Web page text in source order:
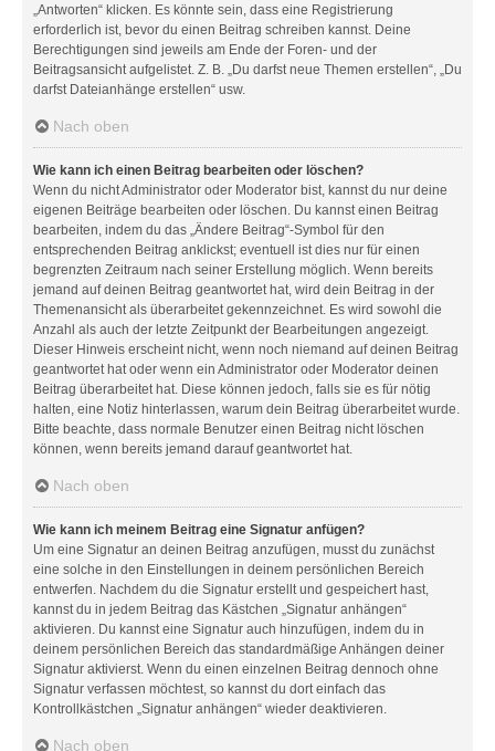
„Antworten“ klicken. Es könnte sein, dass eine Registrierung
erforderlich ist, bevor du einen Beitrag schreiben kannst. Deine
Berechtigungen sind jeweils am Ende der Foren- und der
Beitragsansicht aufgelistet. Z. B. „Du darfst neue Themen erstellen“, „Du
darfst Dateianhänge erstellen“ usw.
Nach oben
Wie kann ich einen Beitrag bearbeiten oder löschen?
Wenn du nicht Administrator oder Moderator bist, kannst du nur deine
eigenen Beiträge bearbeiten oder löschen. Du kannst einen Beitrag
bearbeiten, indem du das „Ändere Beitrag“-Symbol für den
entsprechenden Beitrag anklickst; eventuell ist dies nur für einen
begrenzten Zeitraum nach seiner Erstellung möglich. Wenn bereits
jemand auf deinen Beitrag geantwortet hat, wird dein Beitrag in der
Themenansicht als überarbeitet gekennzeichnet. Es wird sowohl die
Anzahl als auch der letzte Zeitpunkt der Bearbeitungen angezeigt.
Dieser Hinweis erscheint nicht, wenn noch niemand auf deinen Beitrag
geantwortet hat oder wenn ein Administrator oder Moderator deinen
Beitrag überarbeitet hat. Diese können jedoch, falls sie es für nötig
halten, eine Notiz hinterlassen, warum dein Beitrag überarbeitet wurde.
Bitte beachte, dass normale Benutzer einen Beitrag nicht löschen
können, wenn bereits jemand darauf geantwortet hat.
Nach oben
Wie kann ich meinem Beitrag eine Signatur anfügen?
Um eine Signatur an deinen Beitrag anzufügen, musst du zunächst
eine solche in den Einstellungen in deinem persönlichen Bereich
entwerfen. Nachdem du die Signatur erstellt und gespeichert hast,
kannst du in jedem Beitrag das Kästchen „Signatur anhängen“
aktivieren. Du kannst eine Signatur auch hinzufügen, indem du in
deinem persönlichen Bereich das standardmäßige Anhängen deiner
Signatur aktivierst. Wenn du einen einzelnen Beitrag dennoch ohne
Signatur verfassen möchtest, so kannst du dort einfach das
Kontrollkästchen „Signatur anhängen“ wieder deaktivieren.
Nach oben